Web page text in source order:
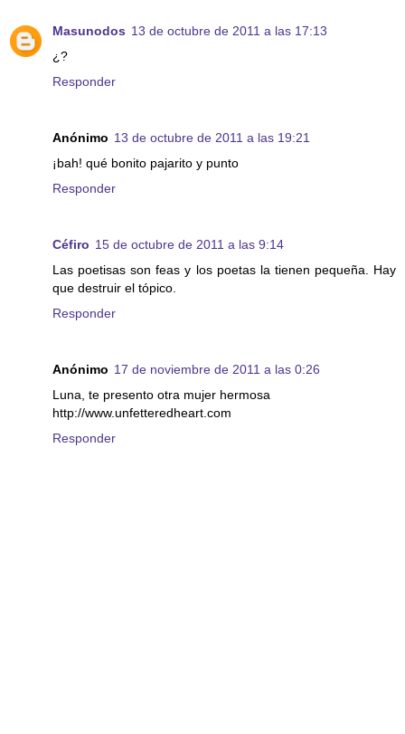
Masunodos 13 de octubre de 2011 a las 17:13
¿?
Responder
Anónimo 13 de octubre de 2011 a las 19:21
¡bah! qué bonito pajarito y punto
Responder
Céfiro 15 de octubre de 2011 a las 9:14
Las poetisas son feas y los poetas la tienen pequeña. Hay
que destruir el tópico.
Responder
Anónimo 17 de noviembre de 2011 a las 0:26
Luna, te presento otra mujer hermosa
http://www.unfetteredheart.com
Responder